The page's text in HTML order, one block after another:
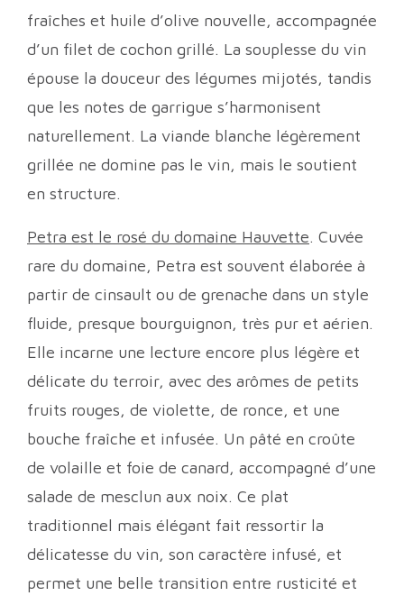
fraîches et huile d’olive nouvelle, accompagnée
d’un filet de cochon grillé. La souplesse du vin
épouse la douceur des légumes mijotés, tandis
que les notes de garrigue s’harmonisent
naturellement. La viande blanche légèrement
grillée ne domine pas le vin, mais le soutient
en structure.
Petra est le rosé du domaine Hauvette. Cuvée
rare du domaine, Petra est souvent élaborée à
partir de cinsault ou de grenache dans un style
fluide, presque bourguignon, très pur et aérien.
Elle incarne une lecture encore plus légère et
délicate du terroir, avec des arômes de petits
fruits rouges, de violette, de ronce, et une
bouche fraîche et infusée. Un pâté en croûte
de volaille et foie de canard, accompagné d’une
salade de mesclun aux noix. Ce plat
traditionnel mais élégant fait ressortir la
délicatesse du vin, son caractère infusé, et
permet une belle transition entre rusticité et